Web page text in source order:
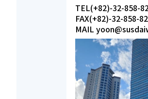
TEL(+82)-32-858-
FAX(+82)-32-858-
MAIL